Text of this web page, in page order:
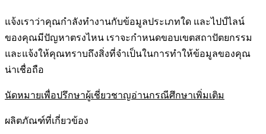
แจ้งเราว่าคุณกำลังทำงานกับข้อมูลประเภทใด และไปป์ไลน์
ของคุณมีปัญหาตรงไหน เราจะกำหนดขอบเขตสถาปัตยกรรม
และแจ้งให้คุณทราบถึงสิ่งที่จำเป็นในการทำให้ข้อมูลของคุณ
น่าเชื่อถือ
นัดหมายเพื่อปรึกษาผู้เชี่ยวชาญอ่านกรณีศึกษาเพิ่มเติม
ผลิตภัณฑ์ที่เกี่ยวข้อง